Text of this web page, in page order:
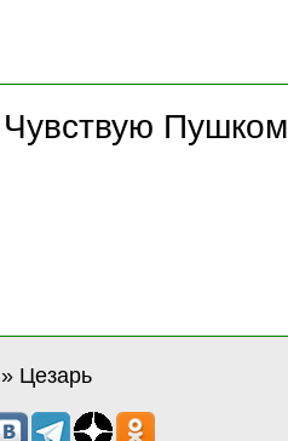
Чувствую
» Цезарь